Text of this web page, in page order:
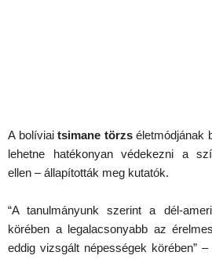
A bolíviaitsimane törzséletmódjának
lehetne hatékonyan védekezni a
ellen – állapították meg kutatók.
“A tanulmányunk szerint a dél-
körében a legalacsonyabb az
eddig vizsgált népességek körében” –